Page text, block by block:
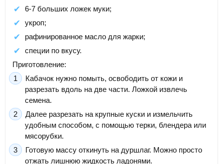
6-7 больших ложек муки;
укроп;
рафинированное масло для жарки;
специи по вкусу.
Приготовление:
Кабачок нужно помыть, освободить от кожи и
разрезать вдоль на две части. Ложкой извлечь
семена.
Далее разрезать на крупные куски и измельчить
удобным способом, с помощью терки, блендера или
мясорубки.
Готовую массу откинуть на дуршлаг. Можно просто
отжать лишнюю жидкость ладонями.